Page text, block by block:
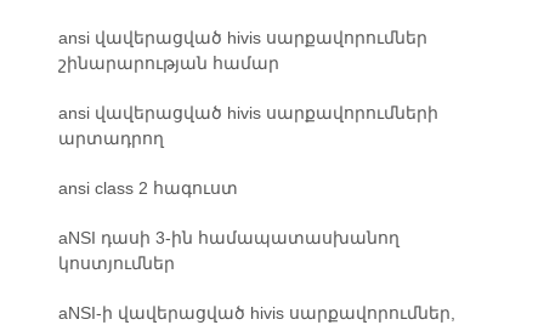
ansi վավերացված hivis սարքավորումներ
շինարարության համար
ansi վավերացված hivis սարքավորումների
արտադրող
ansi class 2 հագուստ
aNSI դասի 3-ին համապատասխանող
կոստյումներ
aNSI-ի վավերացված hivis սարքավորումներ,